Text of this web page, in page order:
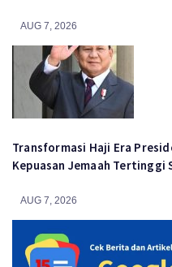
AUG 7, 2026
Transformasi Haji Era
Kepuasan Jemaah Tertinggi
AUG 7, 2026